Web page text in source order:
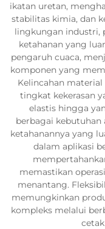
ikatan uretan,
stabilitas kimia, dan
lingkungan industri,
ketahanan yang
pengaruh cuaca,
komponen yang
Kelincahan
tingkat kekerasan
elastis hingga
berbagai kebutuhan
ketahanannya yang
dalam aplikasi
memastikan
menantang.
memungkinkan
kompleks melalui